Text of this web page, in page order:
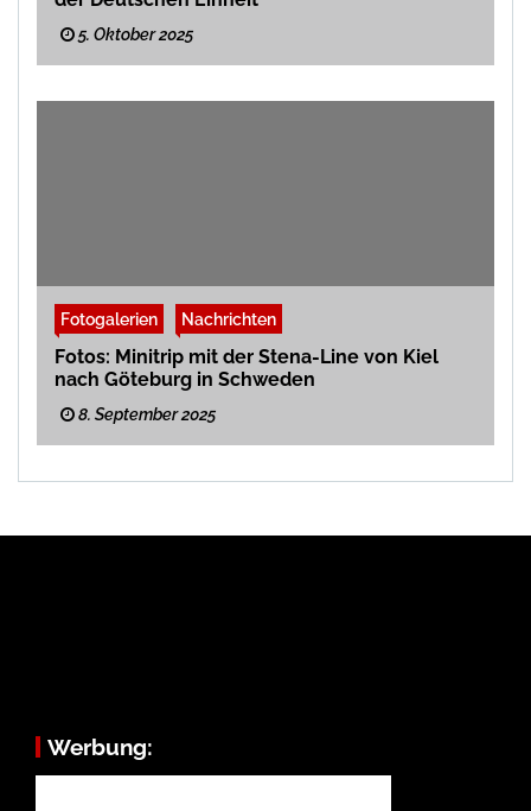
5. Oktober 2025
Fotogalerien Nachrichten
Fotos: Minitrip mit der Stena-Line von Kiel
nach Göteburg in Schweden
8. September 2025
Werbung: